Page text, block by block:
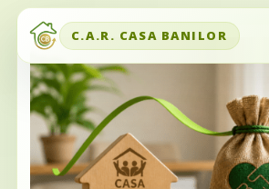
C.A.R. CASA BANILOR